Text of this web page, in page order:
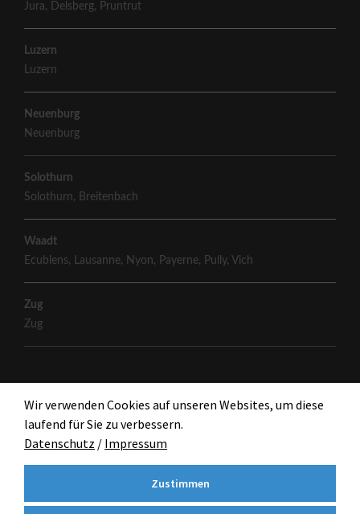
Jura, Delsberg, Pruntrut
Luzern
Luzern
Neuenburg
Neuenburg
Solothurn
Solothurn, Breitenbach
Waadt
Ecublens, Lausanne, Nyon, Payerne, Pully, Vich
Zug
Zug
Wir verwenden Cookies auf unseren Websites, um diese
laufend für Sie zu verbessern.
Datenschutz / Impressum
Zustimmen